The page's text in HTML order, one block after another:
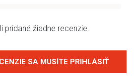
pridané žiadne recenzie.
SA MUSÍTE PRIHLÁSIŤ